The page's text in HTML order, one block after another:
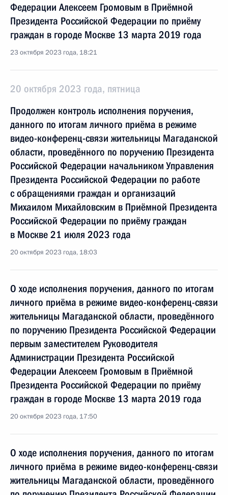
Федерации Алексеем Громовым в Приёмной
Президента Российской Федерации по приёму
граждан в городе Москве 13 марта 2019 года
23 октября 2023 года, 18:21
20 октября 2023 года, пятница
Продолжен контроль исполнения поручения,
данного по итогам личного приёма в режиме
видео-конференц-связи жительницы Магаданской
области, проведённого по поручению Президента
Российской Федерации начальником Управления
Президента Российской Федерации по работе
с обращениями граждан и организаций
Михаилом Михайловским в Приёмной Президента
Российской Федерации по приёму граждан
в Москве 21 июля 2023 года
20 октября 2023 года, 18:03
О ходе исполнения поручения, данного по итогам
личного приёма в режиме видео-конференц-связи
жительницы Магаданской области, проведённого
по поручению Президента Российской Федерации
первым заместителем Руководителя
Администрации Президента Российской
Федерации Алексеем Громовым в Приёмной
Президента Российской Федерации по приёму
граждан в городе Москве 13 марта 2019 года
20 октября 2023 года, 17:50
О ходе исполнения поручения, данного по итогам
личного приёма в режиме видео-конференц-связи
жительницы Магаданской области, проведённого